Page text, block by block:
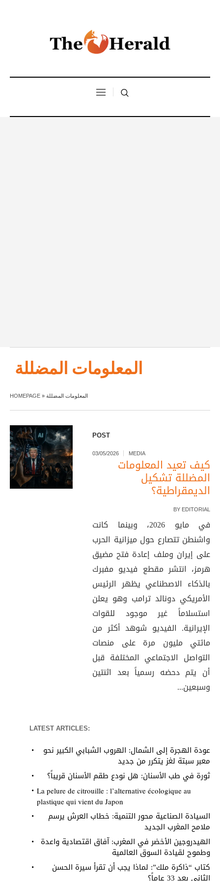
المعلومات المضللة
HOMEPAGE » المعلومات المضللة
POST
03/05/2026 MEDIA
كيف تعيد المعلومات
المضللة تشكيل
الديمقراطية؟
BY EDITORIAL
في مايو 2026، وبينما كانت
واشنطن تتصارع حول ميزانية الحرب
على إيران وملف إعادة فتح مضيق
هرمز، انتشر مقطع فيديو مفبرك
بالذكاء الاصطناعي يظهر الرئيس
الأمريكي دونالد ترامب وهو يعلن
استسلاماً غير موجود للقوات
الإيرانية. الفيديو شوهد أكثر من
مائتي مليون مرة على منصات
التواصل الاجتماعي المختلفة قبل
أن يتم دحضه رسمياً بعد اثنتين
وسبعين...
LATEST ARTICLES:
عودة الهجرة إلى الشمال: الهروب الشبابي الكبير نحو
معبر سبتة لغز يتكرر من جديد
ثورة في طب الأسنان: هل نودع طقم الأسنان قريباً؟
La pelure de citrouille : l’alternative écologique au
plastique qui vient du Japon
السيادة الصناعية محور التنمية: خطاب العرش يرسم
ملامح المغرب الجديد
الهيدروجين الأخضر في المغرب: آفاق اقتصادية واعدة
وطموح لقيادة السوق العالمية
كتاب “ذاكرة ملك”: لماذا يجب أن تقرأ سيرة الحسن